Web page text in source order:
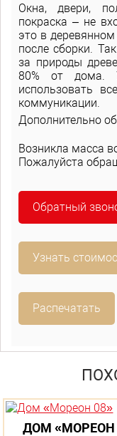
Окна, двери,
покраска – не
это в
после сборки.
за природы
80% от дома.
использовать
коммуникации.
Дополнительно
Возникла масса
Пожалуйста
Обратный
Узнать
Распечатать
ДОМ «МОРЕОН